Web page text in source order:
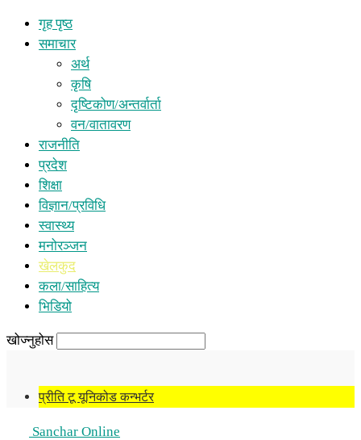
गृह पृष्ठ
समाचार
अर्थ
कृषि
दृष्टिकोण/अन्तर्वार्ता
वन/वातावरण
राजनीति
प्रदेश
शिक्षा
विज्ञान/प्रविधि
स्वास्थ्य
मनोरञ्जन
खेलकुद
कला/साहित्य
भिडियो
खोज्नुहोस
प्रीति टू यूनिकोड कन्भर्टर
Sanchar Online